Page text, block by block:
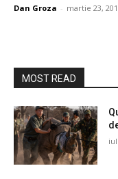
Dan Groza - martie 23,
MOST READ